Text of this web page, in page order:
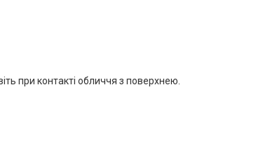
при контакті обличчя з поверхнею.